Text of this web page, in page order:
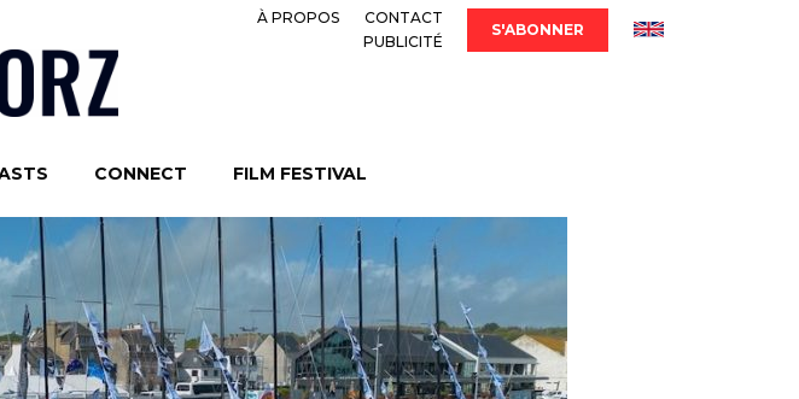
À PROPOS
CONTACT
PUBLICITÉ
S'ABONNER
CONNECT FILM FESTIVAL